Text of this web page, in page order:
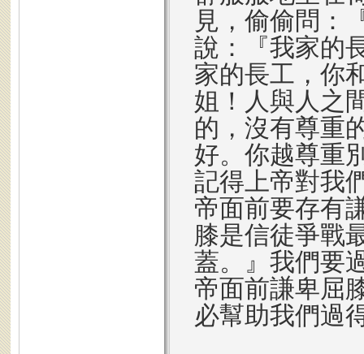
見，偷偷問：
說：『我家的
家的長工，你
姐！人與人之
的，沒有尊重
好。你越尊重
記得上帝對我
帝面前要存有
膝是信徒爭戰
蓋。』我們要
帝面前謙卑屈
必幫助我們過